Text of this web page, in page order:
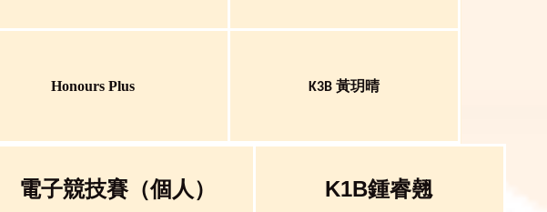
Honours Plus K3B黃玥晴
電子競技賽（個人） K1B鍾睿翹